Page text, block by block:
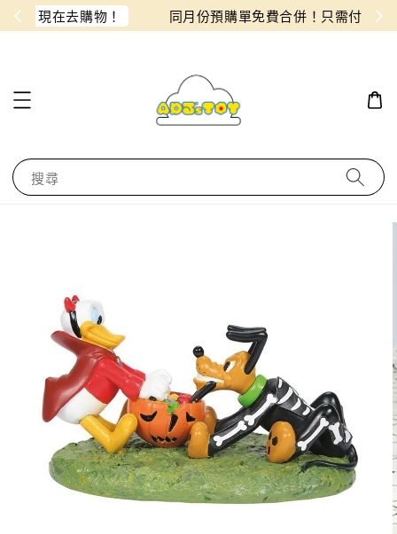
！ 同月份預購單免費合併！只需付一筆運費
搜尋